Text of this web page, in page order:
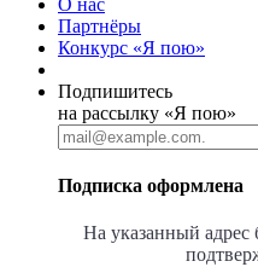
Партнёры
Конкурс «Я пою»
Подпишитесь
на рассылку «Я пою»
Подписка оформлена
На указанный адрес